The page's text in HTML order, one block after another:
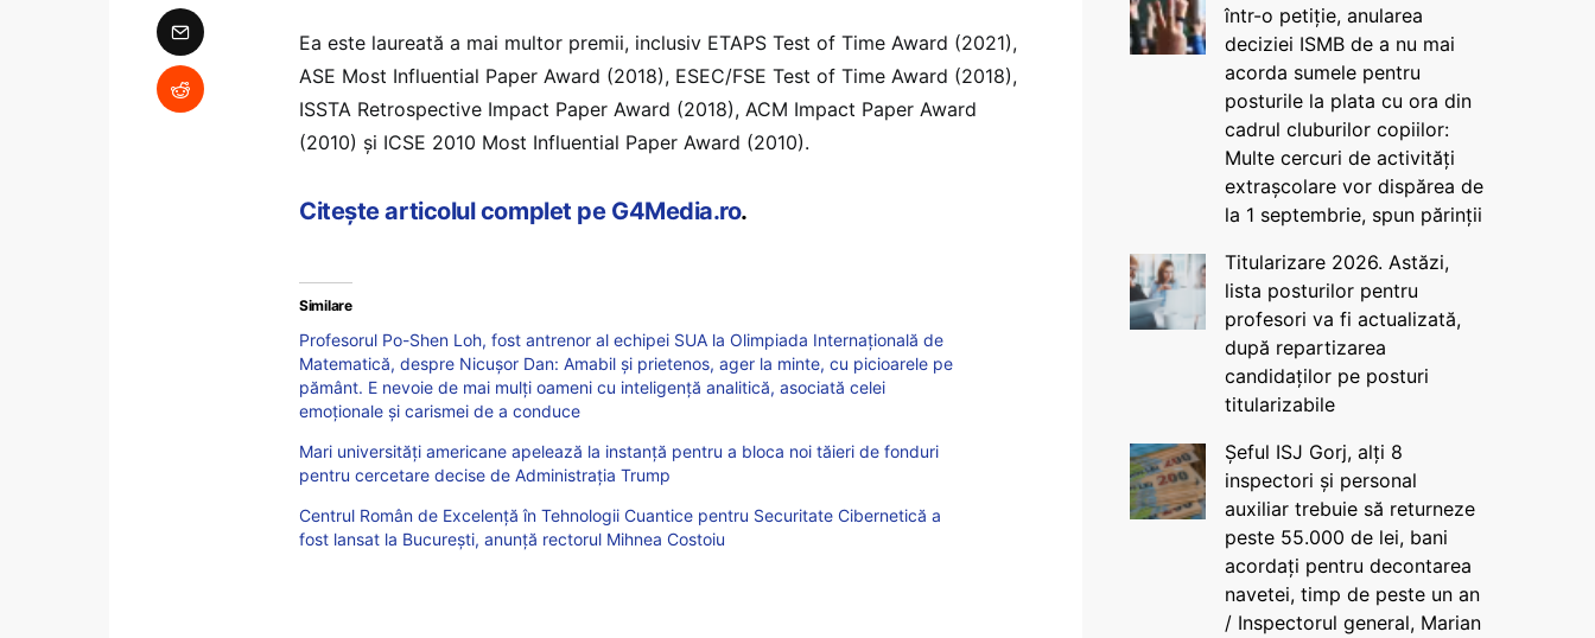
Ea este laureată a mai multor premii, inclusiv ETAPS Test of Time Award (2021),
ASE Most Influential Paper Award (2018), ESEC/FSE Test of Time Award (2018),
ISSTA Retrospective Impact Paper Award (2018), ACM Impact Paper Award
(2010) și ICSE 2010 Most Influential Paper Award (2010).
Citește articolul complet pe G4Media.ro.
Similare
Profesorul Po-Shen Loh, fost antrenor al echipei SUA la Olimpiada Internațională de
Matematică, despre Nicușor Dan: Amabil și prietenos, ager la minte, cu picioarele pe
pământ. E nevoie de mai mulți oameni cu inteligență analitică, asociată celei
emoționale și carismei de a conduce
Mari universități americane apelează la instanță pentru a bloca noi tăieri de fonduri
pentru cercetare decise de Administrația Trump
Centrul Român de Excelență în Tehnologii Cuantice pentru Securitate Cibernetică a
fost lansat la București, anunță rectorul Mihnea Costoiu
într-o petiție, anularea
deciziei ISMB de a nu mai
acorda sumele pentru
posturile la plata cu ora din
cadrul cluburilor copiilor:
Multe cercuri de activități
extrașcolare vor dispărea de
la 1 septembrie, spun părinții
Titularizare 2026. Astăzi,
lista posturilor pentru
profesori va fi actualizată,
după repartizarea
candidaților pe posturi
titularizabile
Șeful ISJ Gorj, alți 8
inspectori și personal
auxiliar trebuie să returneze
peste 55.000 de lei, bani
acordați pentru decontarea
navetei, timp de peste un an
/ Inspectorul general, Marian